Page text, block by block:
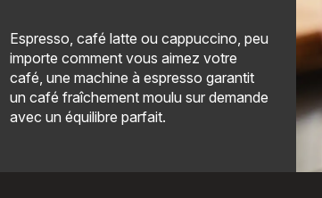
Espresso, café latte ou cappuccino, peu
importe comment vous aimez votre
café, une machine à espresso garantit
un café fraîchement moulu sur demande
avec un équilibre parfait.